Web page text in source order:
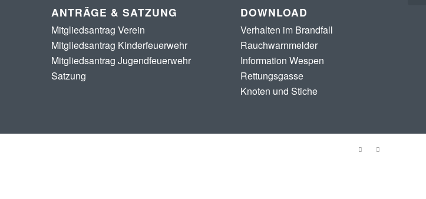
ANTRÄGE & SATZUNG
Mitgliedsantrag Verein
Mitgliedsantrag Kinderfeuerwehr
Mitgliedsantrag Jugendfeuerwehr
Satzung
DOWNLOAD
Verhalten im Brandfall
Rauchwarnmelder
Information Wespen
Rettungsgasse
Knoten und Stiche